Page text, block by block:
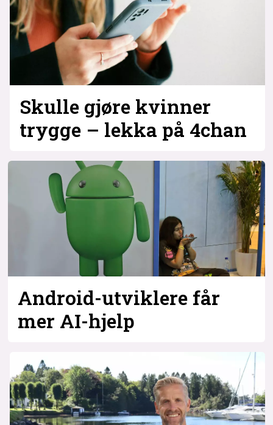
Skulle gjøre kvinner
trygge – lekka på 4chan
Android-utviklere får
mer AI-hjelp